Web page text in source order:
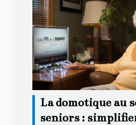
La domotique au
seniors :